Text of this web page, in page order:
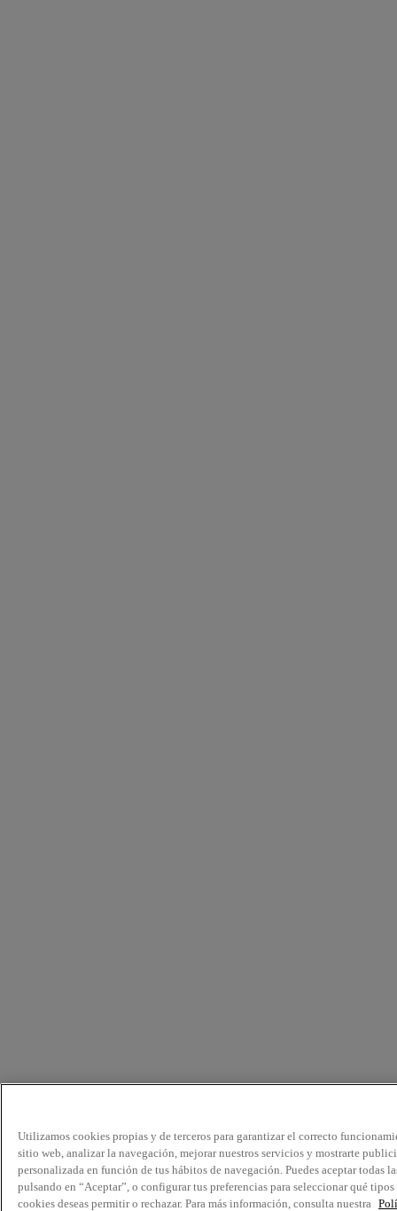
Utilizamos cookies propias y de terceros para garantizar el correcto
sitio web, analizar la navegación, mejorar nuestros servicios y mostrarte
personalizada en función de tus hábitos de navegación. Puedes aceptar todas
pulsando en “Aceptar”, o configurar tus preferencias para seleccionar qué tipos
cookies deseas permitir o rechazar. Para más información, consulta nuestra